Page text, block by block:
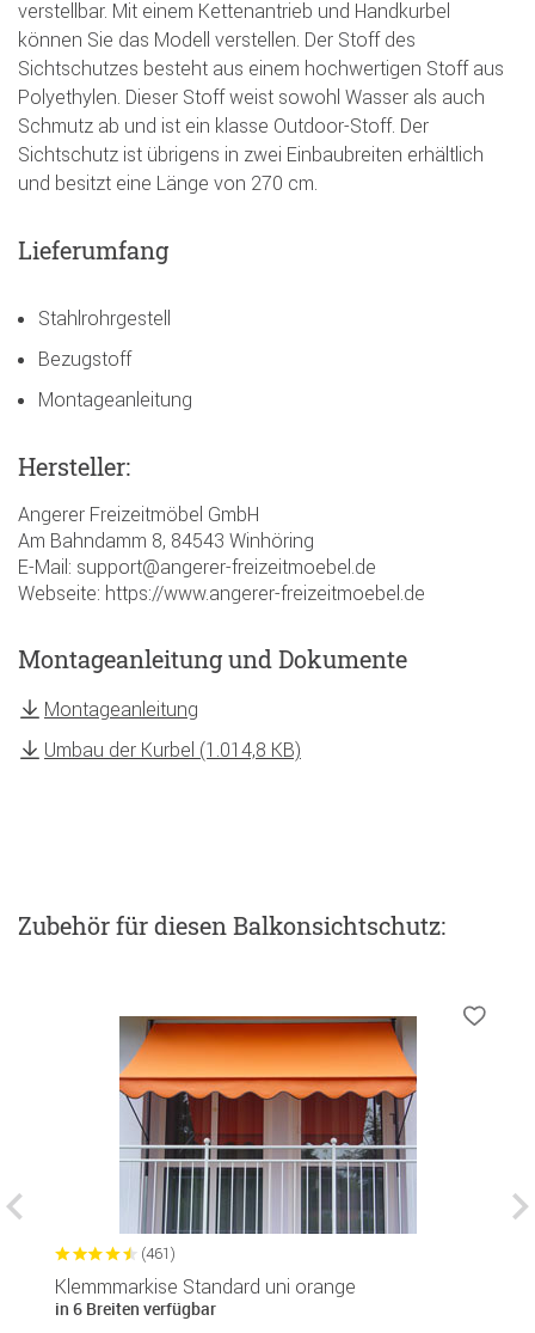
verstellbar. Mit einem Kettenantrieb und Handkurbel
können Sie das Modell verstellen. Der Stoff des
Sichtschutzes besteht aus einem hochwertigen Stoff aus
Polyethylen. Dieser Stoff weist sowohl Wasser als auch
Schmutz ab und ist ein klasse Outdoor-Stoff. Der
Sichtschutz ist übrigens in zwei Einbaubreiten erhältlich
und besitzt eine Länge von 270 cm.
Lieferumfang
Stahlrohrgestell
Bezugstoff
Montageanleitung
Hersteller:
Angerer Freizeitmöbel GmbH
Am Bahndamm 8, 84543 Winhöring
E-Mail: support@angerer-freizeitmoebel.de
Webseite: https://www.angerer-freizeitmoebel.de
Montageanleitung und Dokumente
Montageanleitung
Umbau der Kurbel (1.014,8 KB)
Zubehörfür diesen Balkonsichtschutz:
(461)
Klemmmarkise Standard uni orange
in 6 Breiten verfügbar